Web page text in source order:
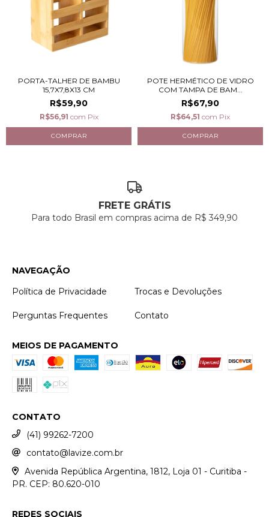
PORTA-TALHER DE BAMBU
15,7X7,8X13 CM
R$59,90
R$56,91 com Pix
POTE HERMÉTICO DE VIDRO
COM TAMPA DE BAM...
R$67,90
R$64,51 com Pix
FRETE GRÁTIS
Para todo Brasil em compras acima de R$ 349,90
NAVEGAÇÃO
Política de Privacidade
Trocas e Devoluções
Perguntas Frequentes Contato
MEIOS DE PAGAMENTO
CONTATO
(41) 99262-7200
contato@lavize.com.br
Avenida República Argentina, 1812, Loja 01 - Curitiba -
PR. CEP: 80.620-010
REDES SOCIAIS